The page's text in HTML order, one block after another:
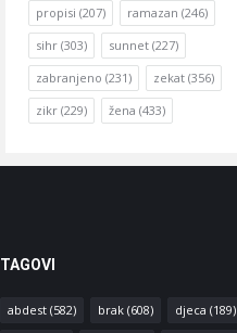
propisi (207) ramazan (246)
sihr (303) sunnet (227)
zabranjeno (231) zekat (356)
zikr (229) žena (433)
TAGOVI
abdest(582) brak(608) djeca (189)